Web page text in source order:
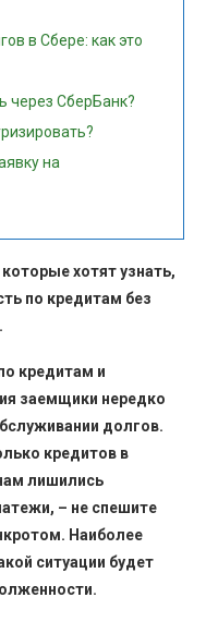
в Сбере: как это
через СберБанк?
на
хотят узнать,
по кредитам без
кредитам и
заемщики нередко
долгов.
кредитов в
лишились
– не спешите
Наиболее
ситуации будет